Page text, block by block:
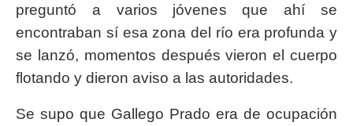
preguntó a varios jóvenes que ahí se
encontraban sí esa zona del río era profunda y
se lanzó, momentos después vieron el cuerpo
flotando y dieron aviso a las autoridades.
Se supo que Gallego Prado era de ocupación